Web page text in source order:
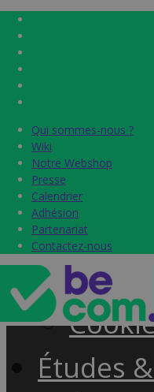
Qui sommes-nous ?
Wiki
Notre Webshop
Presse
Calendrier
Adhésion
Partenariat
Contactez-nous
Qui sommes-nous ?
Wiki
Notre Webshop
Presse
Calendrier
Adhésion
Partenariat
Contactez-nous
Home
Label &
Études